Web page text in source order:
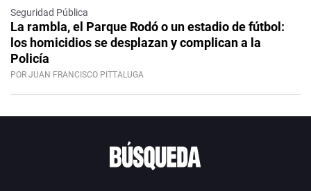
Seguridad Pública
La rambla, el Parque Rodó o un estadio de fútbol:
los homicidios se desplazan y complican a la
Policía
POR JUAN FRANCISCO PITTALUGA